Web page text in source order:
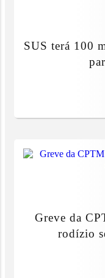
SUS terá 100
Greve da
rodízio